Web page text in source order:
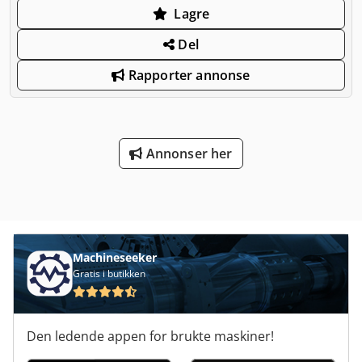
Lagre
Del
Rapporter annonse
Annonser her
Machineseeker
Gratis i butikken
Den ledende appen for brukte maskiner!